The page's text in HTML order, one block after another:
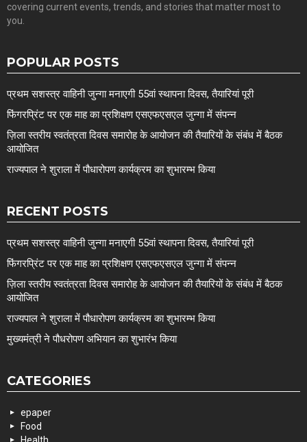
covering current events, trends, and stories that matter most to
you.
POPULAR POSTS
प्रथम सशस्त्र वाहिनी जुन्गा मनाएगी 55वां स्थापना दिवस, तैयारियां पूरी
फिंगरप्रिंट पर एक माह का प्रशिक्षण एसएफएसएल जुन्गा में संपन्न
ज़िला स्तरीय स्वतंत्रता दिवस समारोह के आयोजन की तैयारियों के संबंध में बैठक
आयोजित
राज्यपाल ने शुराला में पौधारोपण कार्यक्रम का शुभारम्भ किया
RECENT POSTS
प्रथम सशस्त्र वाहिनी जुन्गा मनाएगी 55वां स्थापना दिवस, तैयारियां पूरी
फिंगरप्रिंट पर एक माह का प्रशिक्षण एसएफएसएल जुन्गा में संपन्न
ज़िला स्तरीय स्वतंत्रता दिवस समारोह के आयोजन की तैयारियों के संबंध में बैठक
आयोजित
राज्यपाल ने शुराला में पौधारोपण कार्यक्रम का शुभारम्भ किया
मुख्यमंत्री ने पौधरोपण अभियान का शुभारंभ किया
CATEGORIES
epaper
Food